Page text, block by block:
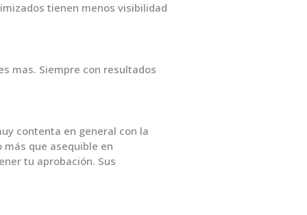
tienen menos visibilidad
mas. Siempre con resultados
contenta en general con la
que asequible en
tu aprobación. Sus